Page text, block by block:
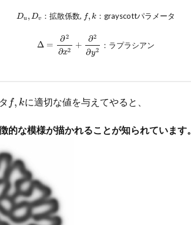
Du , Dv
Du Dv ：拡散係数, f, k
f,k ：grayscottパラメータ
Δ =
∂2
∂x2
+
∂2
∂y2
∂x2 ∂y2
：ラプラシアン
f, k
f, に適切な値を与えてやると、
的な模様が描かれることが知られています。